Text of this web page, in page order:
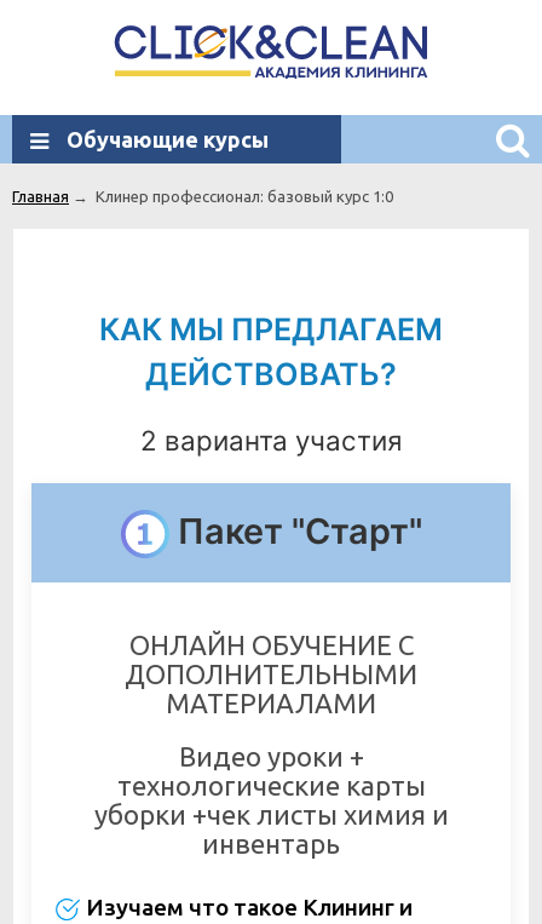
Обучающие курсы
Главная → Клинер профессионал: базовый курс 1:0
КАК МЫ ПРЕДЛАГАЕМ
ДЕЙСТВОВАТЬ?
2 варианта участия
Пакет "Старт"
ОНЛАЙН ОБУЧЕНИЕ С
ДОПОЛНИТЕЛЬНЫМИ
МАТЕРИАЛАМИ
Видео уроки +
технологические карты
уборки +чек листы химия и
инвентарь
Изучаем что такое Клининг и